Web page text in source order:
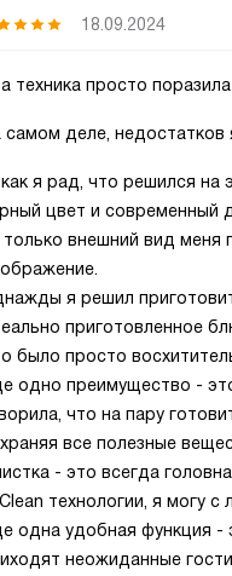
18.09.2024
техника просто
самом деле, недостатков
я рад, что решился на
цвет и современный
только внешний вид меня
я решил
приготовленное
было просто
одно преимущество -
что на пару
все полезные
- это всегда
технологии, я могу
одна удобная функция -
неожиданные